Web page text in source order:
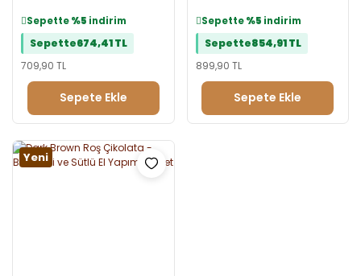
Sepette%5 indirim
Sepette674,41 TL
709,90 TL
Sepete Ekle
Sepette%5 indirim
Sepette854,91 TL
899,90 TL
Sepete Ekle
Yeni